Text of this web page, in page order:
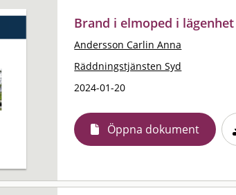
Brand i elmoped i
Andersson Carlin Anna
Räddningstjänsten Syd
2024-01-20
Öppna dokument